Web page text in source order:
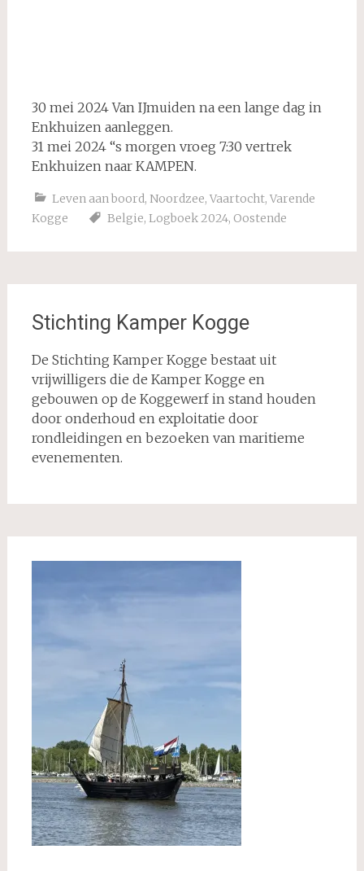
30 mei 2024 Van IJmuiden na een lange dag in
Enkhuizen aanleggen.
31 mei 2024 “s morgen vroeg 7:30 vertrek
Enkhuizen naar KAMPEN.
Leven aan boord, Noordzee, Vaartocht, Varende
Kogge
Belgie, Logboek 2024, Oostende
Stichting Kamper Kogge
De Stichting Kamper Kogge bestaat uit
vrijwilligers die de Kamper Kogge en
gebouwen op de Koggewerf in stand houden
door onderhoud en exploitatie door
rondleidingen en bezoeken van maritieme
evenementen.